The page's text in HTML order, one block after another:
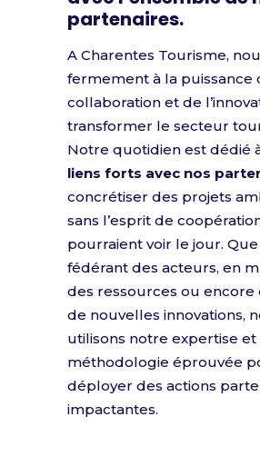
partenaires.
A Charentes Tourisme,
fermement à la puissance
collaboration et de
transformer le secteur
Notre quotidien est dédié
liens forts avec nos
concrétiser des projets
sans l’esprit de
pourraient voir le jour.
fédérant des acteurs, en
des ressources ou encore
de nouvelles innovations,
utilisons notre expertise et
méthodologie éprouvée
déployer des actions
impactantes.